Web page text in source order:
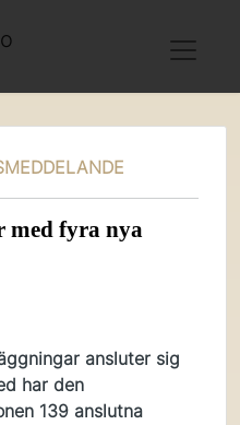
med fyra nya
ansluter sig
har den
139 anslutna